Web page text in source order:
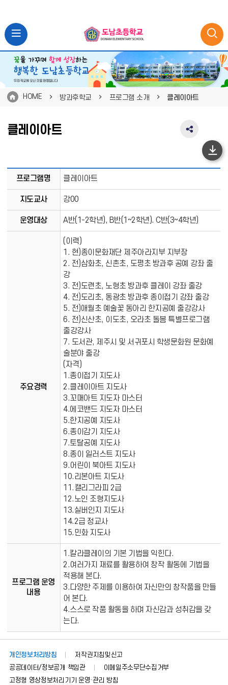
HOME 방과후학교 프로그램 소개 클레이아트
클레이아트
SNS
램
개
프로그램명 클레이아트
지도교사 강00
운영대상 A반(1-2학년), B반(1~2학년). C반(3~4학년)
주요경력
(이력)
1. 현)종이문화재단 제주아라지부 지부장
2. 전)삼화초, 신촌초, 도평초 방과후 공예 강좌 출
강
3. 전)도련초, 노형초 방과후 클레이 강좌 출강
4. 전)도리초, 동광초 방과후 종이접기 강좌 출강
5. 전)애월초 예술꽃 동아리 한지공예 출강강사
6. 전)신산초, 이도초, 오라초 돌봄 특별프로그램
출강강사
7. 도서관, 제주시 및 서귀포시 학생문화원 문화예
술분야 출강
(자격)
1.종이접기 지도사
2.클레이아트 지도사
3.꼬매아트 지도자 마스터
4.에코밴드 지도자 마스터
5.한지공예 지도사
6.종이감기 지도사
7.토탈공예 지도사
8.종이 일러스트 지도사
9.어린이 북아트 지도사
10.리본아트 지도사
11.캘리그라피 2급
12.노인 조형지도사
13.실버인지 지도사
14.2급 정교사
15.민화 지도사
프로그램 운영
내용
1.칼라클레이의 기본 기법을 익힌다.
2.여러가지 재료를 활용하여 창작 활동에 기법을
적용해 본다.
3.다양한 주제를 이용하여 자신만의 창작품을 만들
어 본다.
4.스스로 작품 활동을 하며 자신감과 성취감을 갖
는다.
하
단
이
개인정보처리방침
저작권지침및신고
공공데이터/정보공개 책임관
이메일주소무단수집거부
고정형 영상정보처리기기 운영·관리 방침